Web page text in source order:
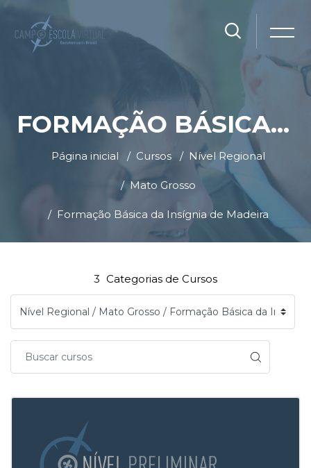
FORMAÇÃO BÁSICA DA INSÍGNIA DE MADEIRA
Página inicial Cursos Nível Regional
Mato Grosso
Formação Básica da Insígnia de Madeira
3 Categorias de Cursos